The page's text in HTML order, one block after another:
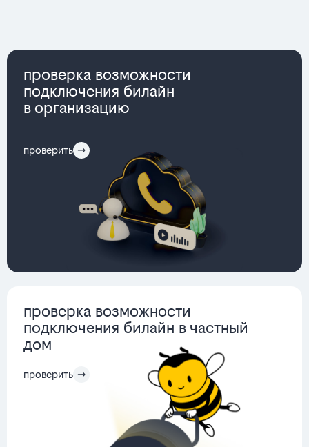
проверка возможности
подключения билайн
в организацию
проверить
проверка возможности
подключения билайн в частный
дом
проверить